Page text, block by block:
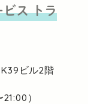
ストラ
K39ビル2階
）